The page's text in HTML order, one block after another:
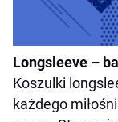
Longsleeve –
Koszulki
każdego